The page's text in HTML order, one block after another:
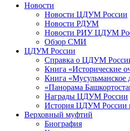
Новости
Новости ЦДУМ России
Новости РДУМ
Новости РИУ ЦДУМ
Обзор СМИ
ЦДУМ России
Справка о ЦДУМ
Книга «Исторические
Книга «Мусульманское
«Панорама
Награды ЦДУМ России
История ЦДУМ России
Верховный муфтий
Биография